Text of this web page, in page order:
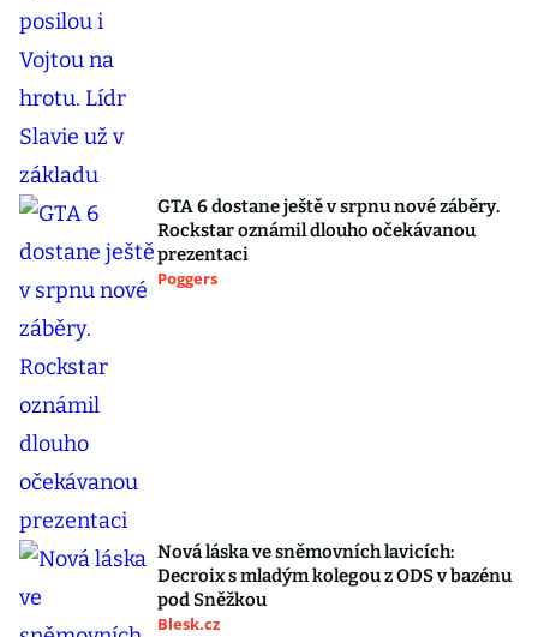
GTA 6 dostane ještě v srpnu nové záběry.
Rockstar oznámil dlouho očekávanou
prezentaci
Poggers
Nová láska ve sněmovních lavicích:
Decroix s mladým kolegou z ODS v bazénu
pod Sněžkou
Blesk.cz